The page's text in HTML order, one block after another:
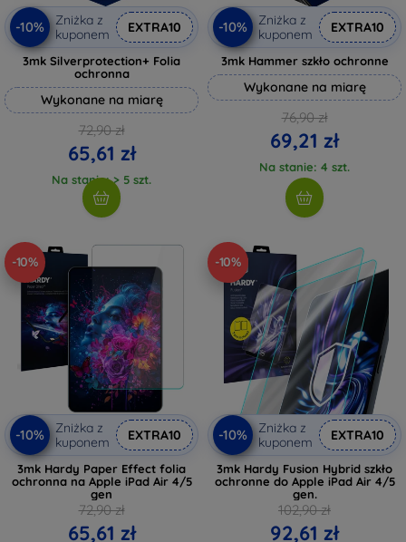
-10%
Zniżka z
kuponem
EXTRA10
3mk Silverprotection+ Folia
ochronna
Wykonane na miarę
72,90 zł
65,61 zł
Na stanie: > 5 szt.
-10%
Zniżka z
kuponem
EXTRA10
3mk Hammer szkło ochronne
Wykonane na miarę
76,90 zł
69,21 zł
Na stanie: 4 szt.
-10%
-10%
Zniżka z
kuponem
EXTRA10
3mk Hardy Paper Effect folia
ochronna na Apple iPad Air 4/5
gen
72,90 zł
65,61 zł
-10%
-10%
Zniżka z
kuponem
EXTRA10
3mk Hardy Fusion Hybrid szkło
ochronne do Apple iPad Air 4/5
gen.
102,90 zł
92,61 zł